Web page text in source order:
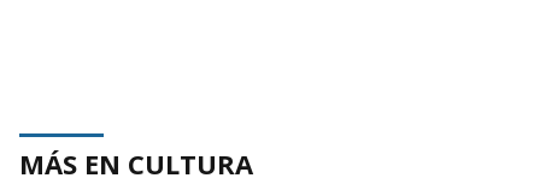
MÁS EN CULTURA